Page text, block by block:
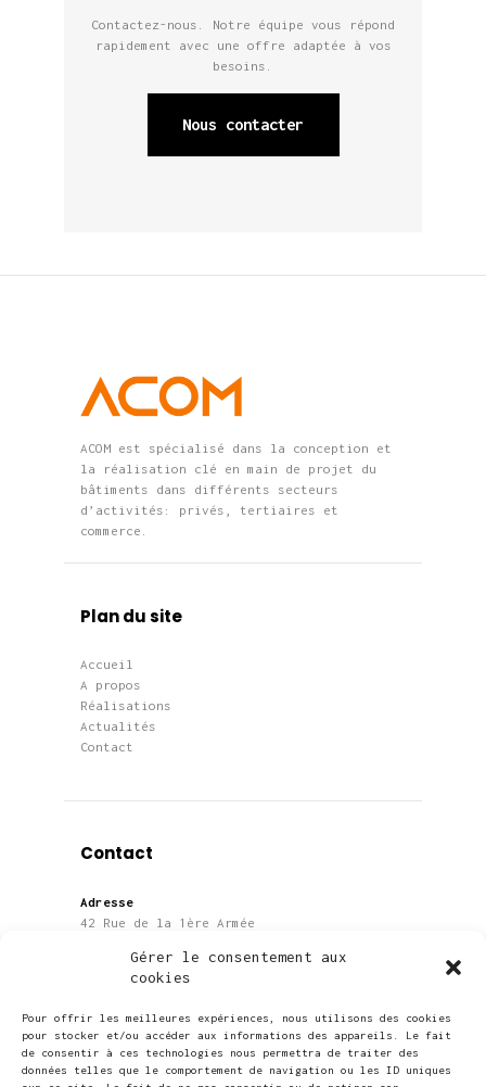
Gérer le consentement aux
cookies
Pour offrir les meilleures expériences, nous utilisons des cookies
pour stocker et/ou accéder aux informations des appareils. Le fait
de consentir à ces technologies nous permettra de traiter des
données telles que le comportement de navigation ou les ID uniques
Contactez-nous. Notre équipe vous répond
rapidement avec une offre adaptée à vos
besoins.
Nous contacter
ACOM est spécialisé dans la conception et
la réalisation clé en main de projet du
bâtiments dans différents secteurs
d’activités: privés, tertiaires et
commerce.
Plan du site
Accueil
A propos
Réalisations
Actualités
Contact
Contact
Adresse
42 Rue de la 1ère Armée
E-mail
contact@acom-concept.com